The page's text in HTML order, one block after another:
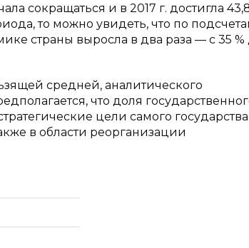
сокращаться и в 2017 г. достигла
то можно увидеть, что по
страны выросла в два раза — с 35 %
средней, аналитического
что доля
цели самого
в области реорганизации